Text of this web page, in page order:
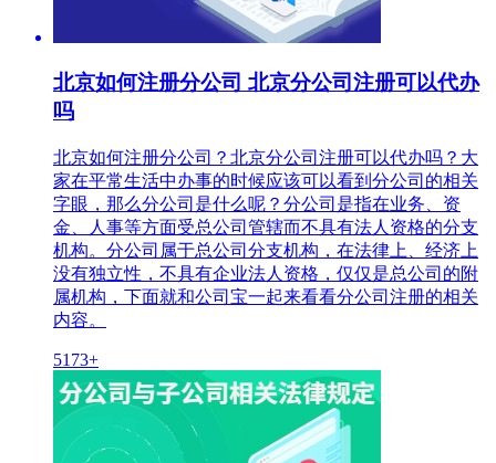
北京如何注册分公司 北京分公司注册可以代办
吗
北京如何注册分公司？北京分公司注册可以代办吗？大
家在平常生活中办事的时候应该可以看到分公司的相关
字眼，那么分公司是什么呢？分公司是指在业务、资
金、人事等方面受总公司管辖而不具有法人资格的分支
机构。分公司属于总公司分支机构，在法律上、经济上
没有独立性，不具有企业法人资格，仅仅是总公司的附
属机构，下面就和公司宝一起来看看分公司注册的相关
内容。
5173+